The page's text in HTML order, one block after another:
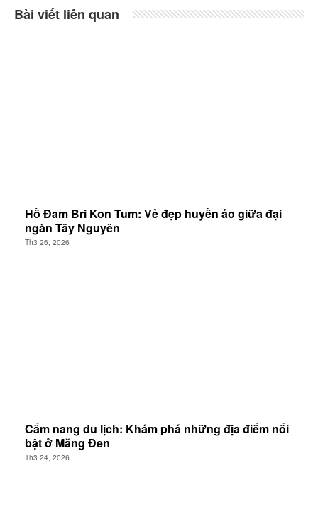
Bài viết liên quan
Hồ Đam Bri Kon Tum: Vẻ đẹp huyền ảo giữa đại
ngàn Tây Nguyên
Th3 26, 2026
Cẩm nang du lịch: Khám phá những địa điểm nổi
bật ở Măng Đen
Th3 24, 2026